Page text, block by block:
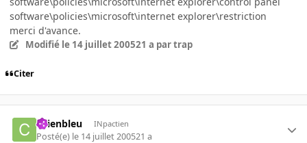
software\policies\microsoft\internet explorer\restriction
merci d'avance.
Modifié le 14 juillet 200521 a par trap
Citer
chienbleu INpactien
Posté(e) le 14 juillet 200521 a